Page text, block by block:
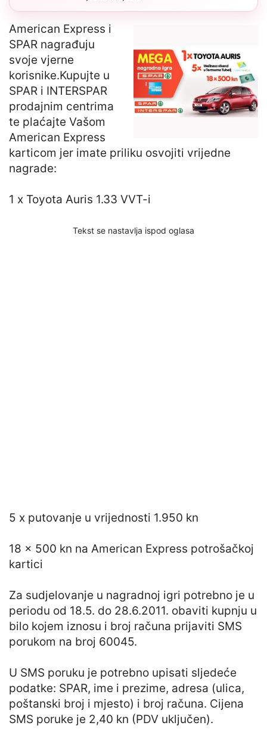
American Express i
SPAR nagrađuju
svoje vjerne
korisnike.Kupujte u
SPAR i INTERSPAR
prodajnim centrima
te plaćajte Vašom
American Express
karticom jer imate priliku osvojiti vrijedne
nagrade:
1 x Toyota Auris 1.33 VVT-i
Tekst se nastavlja ispod oglasa
5 x putovanje u vrijednosti 1.950 kn
18 x 500 kn na American Express potrošačkoj
kartici
Za sudjelovanje u nagradnoj igri potrebno je u
periodu od 18.5. do 28.6.2011. obaviti kupnju u
bilo kojem iznosu i broj računa prijaviti SMS
porukom na broj 60045.
U SMS poruku je potrebno upisati sljedeće
podatke: SPAR, ime i prezime, adresa (ulica,
poštanski broj i mjesto) i broj računa. Cijena
SMS poruke je 2,40 kn (PDV uključen).